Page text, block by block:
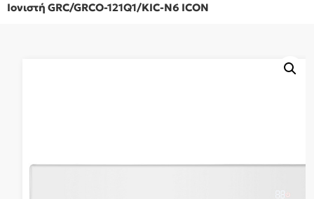
Ιονιστή GRC/GRCO-121Q1/KIC-N6 ICON